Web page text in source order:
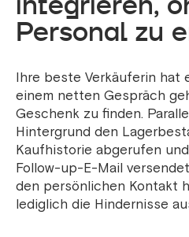
Personal zu
Ihre beste Verkäuferin hat
einem netten Gespräch
Geschenk zu finden.
Hintergrund den
Kaufhistorie abgerufen
Follow-up-E-Mail
den persönlichen Kontakt
lediglich die Hindernisse